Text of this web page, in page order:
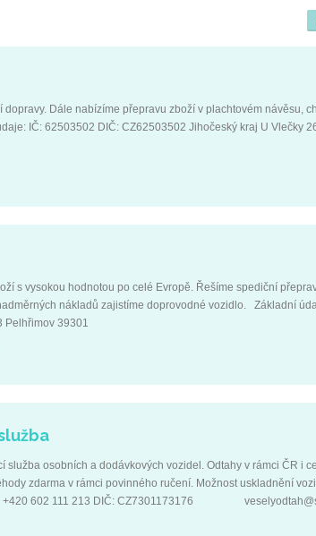
Dále nabízíme přepravu zboží v plachtovém návěsu,
IČ: 62503502 DIČ: CZ62503502 Jihočeský kraj U Vlečky
s vysokou hodnotou po celé Evropě. Řešíme spediční
nákladů zajistíme doprovodné vozidlo. Základní
Pelhřimov 39301
služba osobních a dodávkových vozidel. Odtahy v rámci ČR i
zdarma v rámci povinného ručení. Možnost uskladnění
111 213 DIČ: CZ7301173176